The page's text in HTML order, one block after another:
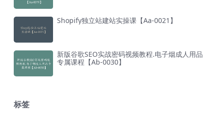
Shopify独立站建站实操课【Aa-0021】
新版谷歌SEO实战密码视频教程.电子烟成人用品
专属课程【Ab-0030】
标签